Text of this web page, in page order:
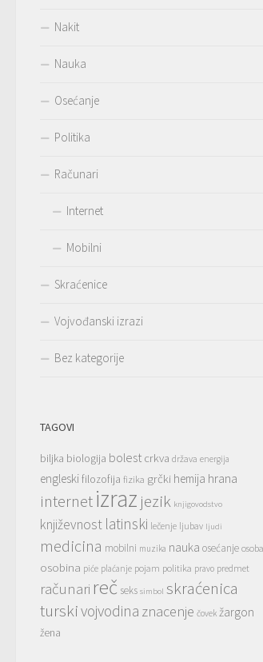
Nakit
Nauka
Osećanje
Politika
Računari
Internet
Mobilni
Skraćenice
Vojvođanski izrazi
Bez kategorije
TAGOVI
biljka biologija bolest crkva država energija
engleskifilozofija fizika grčki hemija hrana
internetizraz jezik knjigovodstvo
književnost latinski lečenje ljubav ljudi
medicina mobilni muzika nauka osećanje osoba
osobina piće plaćanje pojam politika pravo predmet
računari reč seks simbol skraćenica
turskivojvodina znacenje čovek žargon
žena